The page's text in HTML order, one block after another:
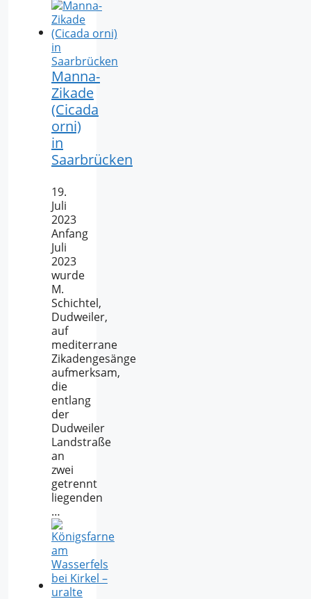
Manna-
Zikade
(Cicada
orni)
in
Saarbrücken
19.
Juli
2023
Anfang
Juli
2023
wurde
M.
Schichtel,
Dudweiler,
auf
mediterrane
Zikadengesänge
aufmerksam,
die
entlang
der
Dudweiler
Landstraße
an
zwei
getrennt
liegenden
…